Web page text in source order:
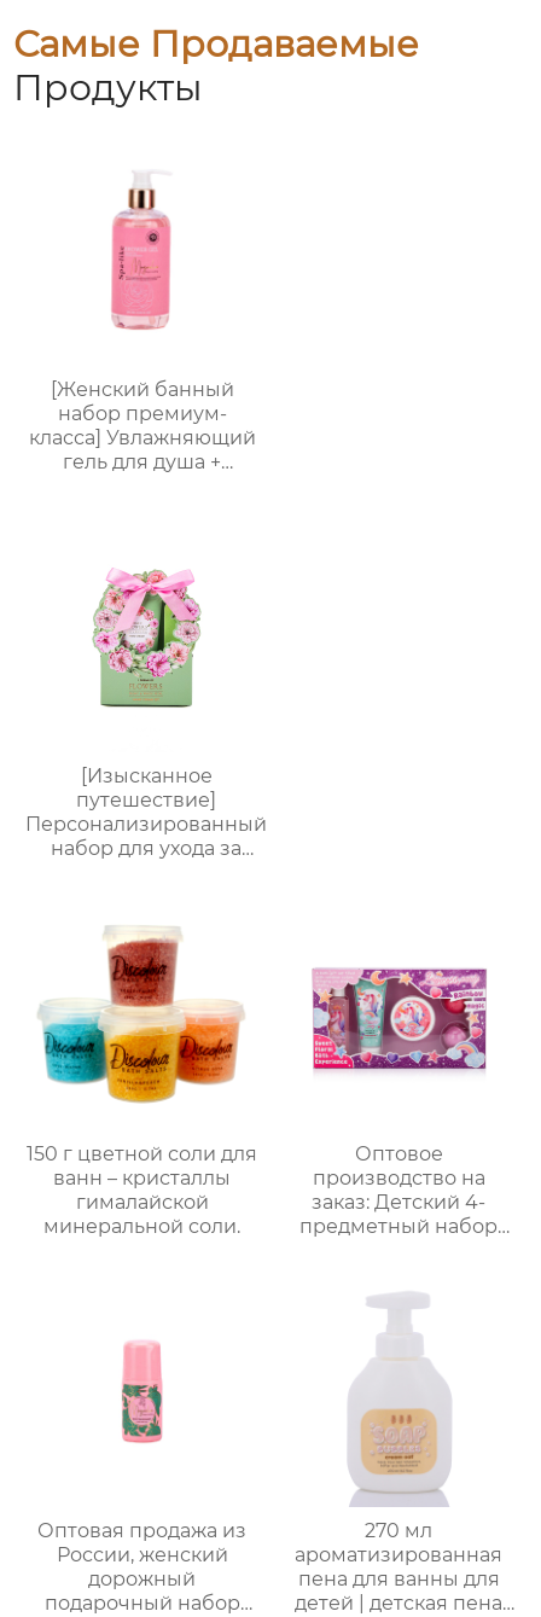
Самые Продаваемые
Продукты
[Женский банный
набор премиум-
класса] Увлажняющий
гель для душа +
праздничный
подарок, возможность
нанесения логотипа
[Изысканное
путешествие]
Персонализированный
набор для ухода за
Крем для рук 60 мл +
пилочка для маникюра
| Мини-подарочная
коробка с
индивидуальным
логотипом
150 г цветной соли для
ванн – кристаллы
гималайской
минеральной соли.
Оптовое
производство на
заказ: Детский 4-
предметный набор
гель с ванильным
ароматом + 70 мл
бомбочка для ванны｜
Решение проблемы
“не хочу купаться”
Оптовая продажа из
России, женский
дорожный
подарочный набор
270 мл
ароматизированная
пена для ванны для
детей | детская пена